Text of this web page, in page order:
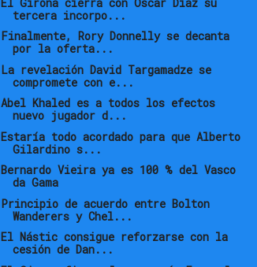
tercera incorpo...
Finalmente, Rory Donnelly se decanta
por la oferta...
La revelación David Targamadze se
compromete con e...
Abel Khaled es a todos los efectos
nuevo jugador d...
Estaría todo acordado para que Alberto
Gilardino s...
Bernardo Vieira ya es 100 % del Vasco
da Gama
Principio de acuerdo entre Bolton
Wanderers y Chel...
El Nástic consigue reforzarse con la
cesión de Dan...